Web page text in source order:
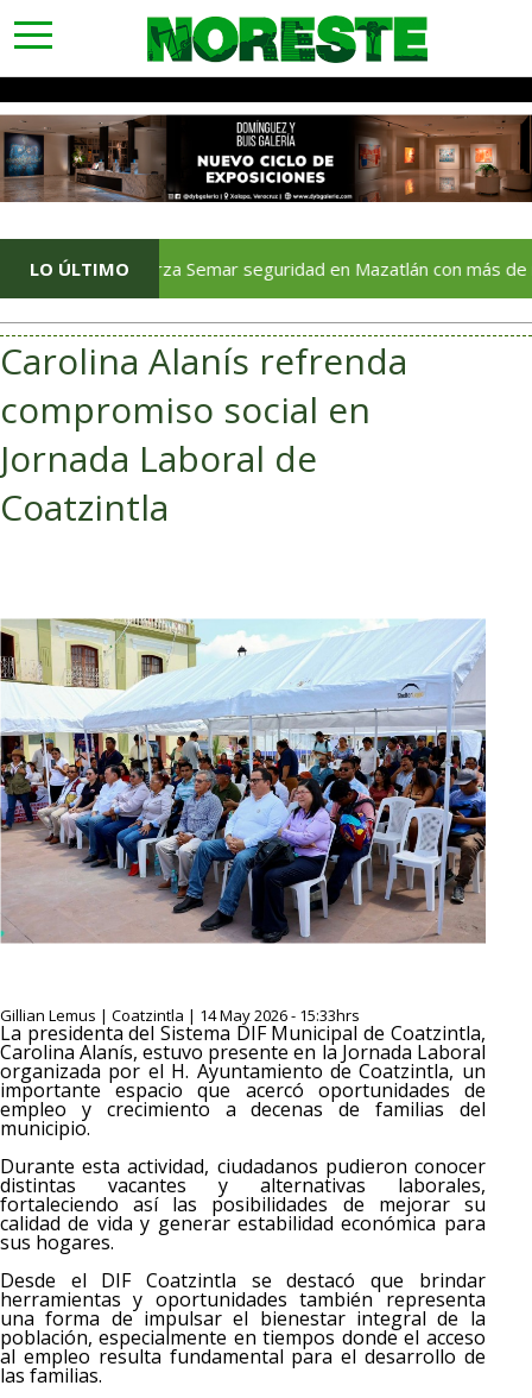
toggle
navigation
LO ÚLTIMO
Refuerza Semar seguridad en Mazatlán con más de mil 700
Carolina Alanís refrenda
compromiso social en
Jornada Laboral de
Coatzintla
Gillian Lemus | Coatzintla | 14 May 2026 - 15:33hrs
La presidenta del Sistema DIF Municipal de Coatzintla,
Carolina Alanís, estuvo presente en la Jornada Laboral
organizada por el H. Ayuntamiento de Coatzintla, un
importante espacio que acercó oportunidades de
empleo y crecimiento a decenas de familias del
municipio.
Durante esta actividad, ciudadanos pudieron conocer
distintas vacantes y alternativas laborales,
fortaleciendo así las posibilidades de mejorar su
calidad de vida y generar estabilidad económica para
sus hogares.
Desde el DIF Coatzintla se destacó que brindar
herramientas y oportunidades también representa
una forma de impulsar el bienestar integral de la
población, especialmente en tiempos donde el acceso
al empleo resulta fundamental para el desarrollo de
las familias.